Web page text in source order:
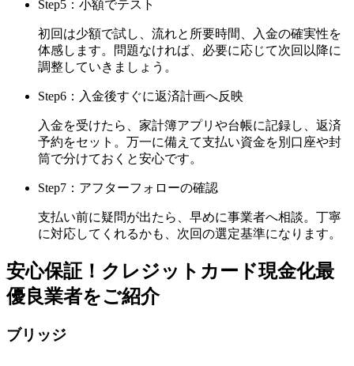
Step5：小額でテスト
初回は少額で試し、流れと所要時間、入金の確実性を
体感します。問題なければ、必要に応じて次回以降に
調整していきましょう。
Step6：入金後すぐに返済計画へ反映
入金を受けたら、家計簿アプリや台帳に記録し、返済
予約をセット。万一に備えて支払い資金を別口座や封
筒で分けておくと安心です。
Step7：アフターフォローの確認
支払い前に疑問が出たら、早めに事業者へ相談。丁寧
に対応してくれるかも、次回の選定基準になります。
安心保証！クレジットカード現金化最
優良業者をご紹介
ブリッジ